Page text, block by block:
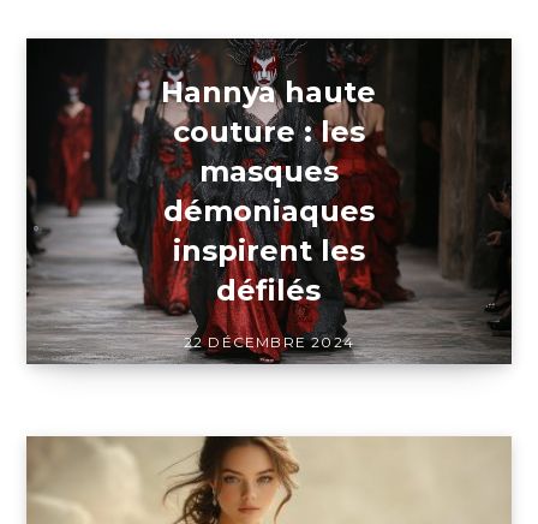
Hannya haute
couture : les
masques
démoniaques
inspirent les
défilés
22 DÉCEMBRE 2024